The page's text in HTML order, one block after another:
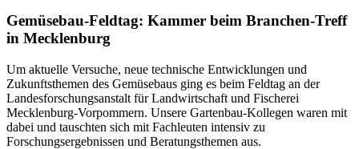
Gemüsebau-Feldtag: Kammer beim Branchen-Treff
in Mecklenburg
Um aktuelle Versuche, neue technische Entwicklungen und
Zukunftsthemen des Gemüsebaus ging es beim Feldtag an der
Landesforschungsanstalt für Landwirtschaft und Fischerei
Mecklenburg-Vorpommern. Unsere Gartenbau-Kollegen waren mit
dabei und tauschten sich mit Fachleuten intensiv zu
Forschungsergebnissen und Beratungsthemen aus.